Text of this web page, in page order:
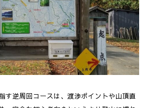
す逆周回コースは、渡渉ポイントや山頂直